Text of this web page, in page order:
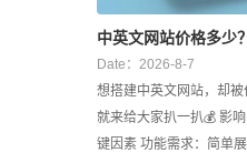
中英文网站价格多少
Date：2026-8-7
想搭建中英文网站，却
就来给大家扒一扒💰 影响中英文网站制作价格的关
键因素 功能需求：简单展示型网站，价格亲民；若